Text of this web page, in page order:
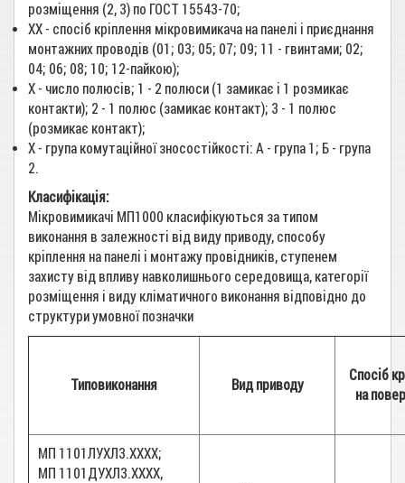
розміщення (2, 3) по ГОСТ 15543-70;
XX - спосіб кріплення мікровимикача на панелі і приєднання
монтажних проводів (01; 03; 05; 07; 09; 11 - гвинтами; 02;
04; 06; 08; 10; 12-пайкою);
X - число полюсів; 1 - 2 полюси (1 замикає і 1 розмикає
контакти); 2 - 1 полюс (замикає контакт); 3 - 1 полюс
(розмикає контакт);
X - група комутаційної зносостійкості: А - група 1; Б - група
2.
Класифікація:
Мікровимикачі МП1000 класифікуються за типом
виконання в залежності від виду приводу, способу
кріплення на панелі і монтажу провідників, ступенем
захисту від впливу навколишнього середовища, категорії
розміщення і виду кліматичного виконання відповідно до
структури умовної позначки
Типовиконання Вид приводу
Спосіб
на
МП 1101ЛУХЛ3.ХХХХ;
МП 1101ДУХЛ3.ХХХХ,